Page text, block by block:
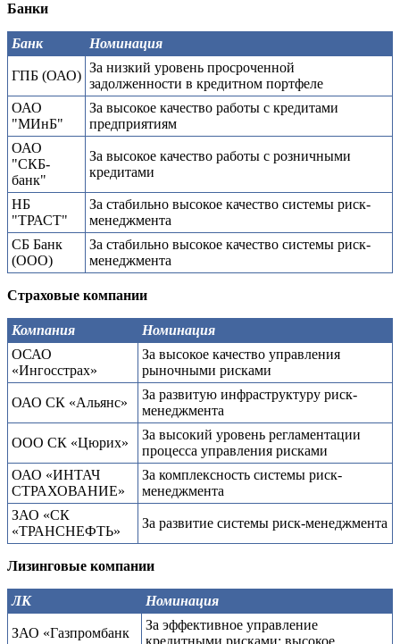
Банки
Банк Номинация
ГПБ (ОАО)
За низкий уровень просроченной
задолженности в кредитном портфеле
ОАО
"МИнБ"
За высокое качество работы с кредитами
предприятиям
ОАО
"СКБ-
банк"
За высокое качество работы с розничными
кредитами
НБ
"ТРАСТ"
За стабильно высокое качество системы риск-
менеджмента
СБ Банк
(ООО)
За стабильно высокое качество системы риск-
менеджмента
Страховые компании
Компания
Номинация
ОСАО
«Ингосстрах»
За высокое качество управления
рыночными рисками
ОАО СК «Альянс»
За развитую инфраструктуру риск-
менеджмента
ООО СК «Цюрих»
За высокий уровень регламентации
процесса управления рисками
ОАО «ИНТАЧ
СТРАХОВАНИЕ»
За комплексность системы риск-
менеджмента
ЗАО «СК
«ТРАНСНЕФТЬ»
За развитие системы риск-менеджмента
Лизинговые компании
ЛК Номинация
ЗАО «Газпромбанк
За эффективное управление